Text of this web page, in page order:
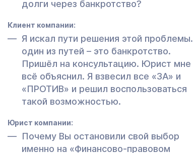
долги через банкротство?
Клиент компании:
Я искал пути решения этой проблемы.
один из путей – это банкротство.
Пришёл на консультацию. Юрист мне
всё объяснил. Я взвесил все «ЗА» и
«ПРОТИВ» и решил воспользоваться
такой возможностью.
Юрист компании:
Почему Вы остановили свой выбор
именно на «Финансово-правовом